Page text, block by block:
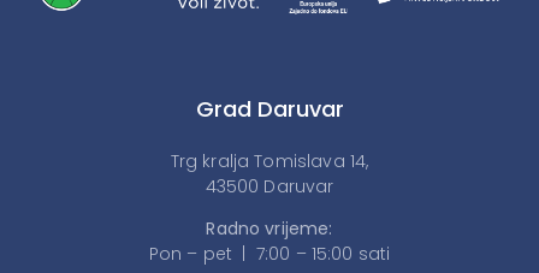
Grad Daruvar
Trg kralja Tomislava 14,
43500 Daruvar
Radno vrijeme:
Pon – pet | 7:00 – 15:00 sati